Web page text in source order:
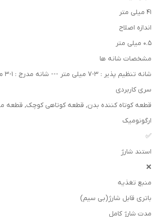
41 میلی متر
اندازه اصلاح
0.5 میلی متر
مشخصات شانه ها
شانه تنظیم پذیر : 3-7 میلی متر --- شانه مدرج : 1-3 میلی متر --- شانه تیغه اصلی : 0.5 تا 16 میلی متر
سری کاربردی
قطعه کوتاه کننده بدن, قطعه کوتاهی کوچک, قطعه
ارگونومیک
✅
استند شارژ
❌
منبع تغذیه
باتری قابل شارژ(بی سیم)
مدت شارژ کامل